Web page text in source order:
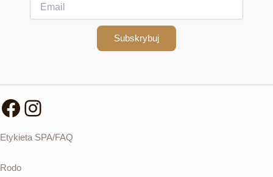
Subskrybuj
Facebook
Instagram
Etykieta SPA/FAQ
Rodo